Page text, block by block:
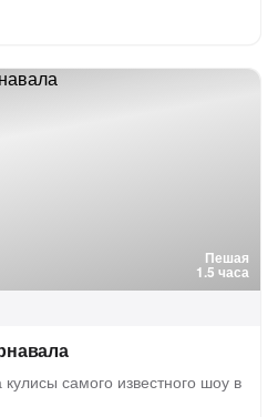
Пешая
1.5 часа
кулисы самого известного шоу в